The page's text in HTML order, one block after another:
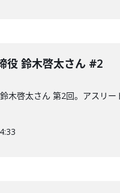
役 鈴木啓太さん #2
木啓太さん 第2回。アスリ